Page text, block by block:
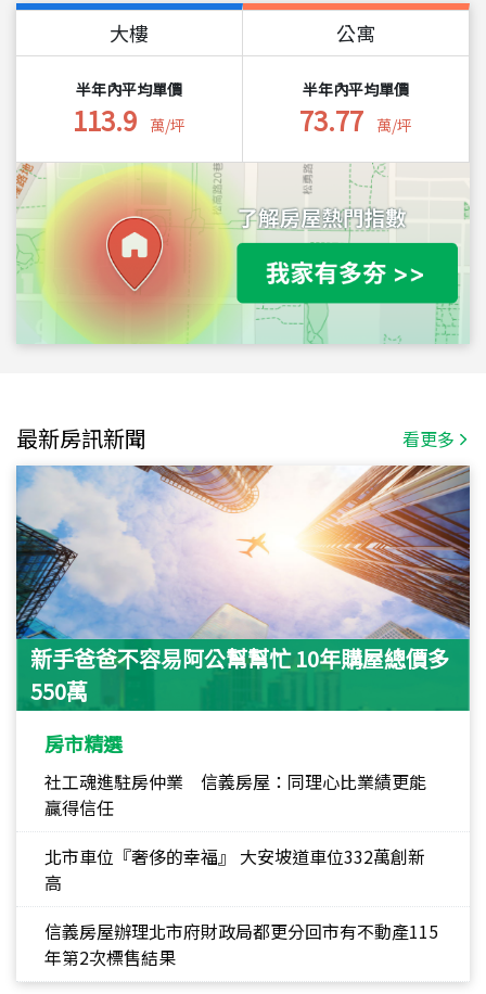
大樓
半年內平均單價
113.9 萬/坪
公寓
半年內平均單價
73.77 萬/坪
最新房訊新聞 看更多
新手爸爸不容易阿公幫幫忙 10年購屋總價多
550萬
房市精選
社工魂進駐房仲業 信義房屋：同理心比業績更能
贏得信任
北市車位『奢侈的幸福』 大安坡道車位332萬創新
高
信義房屋辦理北市府財政局都更分回市有不動產115
年第2次標售結果